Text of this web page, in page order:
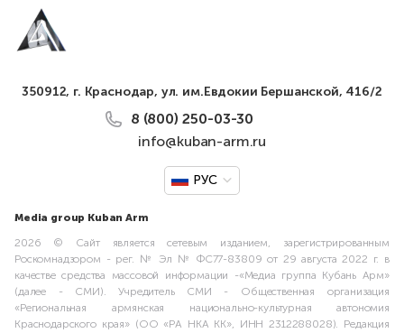
350912, г. Краснодар, ул. им.Евдокии Бершанской, 416/2
8 (800) 250-03-30
info@kuban-arm.ru
РУС
Media group Kuban Arm
2026 © Сайт является сетевым изданием, зарегистрированным
Роскомнадзором - рег. № Эл № ФС77-83809 от 29 августа 2022 г. в
качестве средства массовой информации -«Медиа группа Кубань Арм»
(далее - СМИ). Учредитель СМИ - Общественная организация
«Региональная армянская национально-культурная автономия
Краснодарского края» (ОО «РА НКА КК», ИНН 2312288028). Редакция